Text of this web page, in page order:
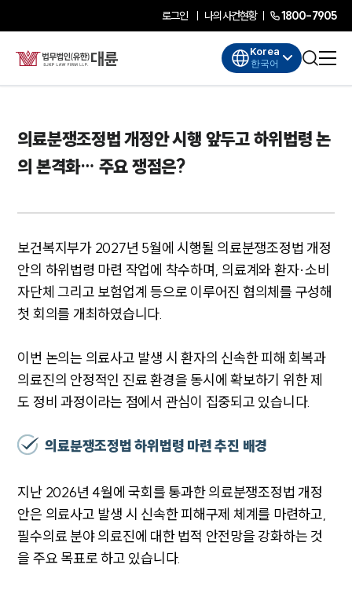
로그인 나의사건현황 1800-7905
Korea
한국어
의료분쟁조정법 개정안 시행 앞두고 하위법령 논
의 본격화… 주요 쟁점은?
보건복지부가 2027년 5월에 시행될 의료분쟁조정법 개정
안의 하위법령 마련 작업에 착수하며, 의료계와 환자·소비
자단체 그리고 보험업계 등으로 이루어진 협의체를 구성해
첫 회의를 개최하였습니다.
이번 논의는 의료사고 발생 시 환자의 신속한 피해 회복과
의료진의 안정적인 진료 환경을 동시에 확보하기 위한 제
도 정비 과정이라는 점에서 관심이 집중되고 있습니다.
의료분쟁조정법 하위법령 마련 추진 배경
지난 2026년 4월에 국회를 통과한 의료분쟁조정법 개정
안은 의료사고 발생 시 신속한 피해구제 체계를 마련하고,
필수의료 분야 의료진에 대한 법적 안전망을 강화하는 것
을 주요 목표로 하고 있습니다.